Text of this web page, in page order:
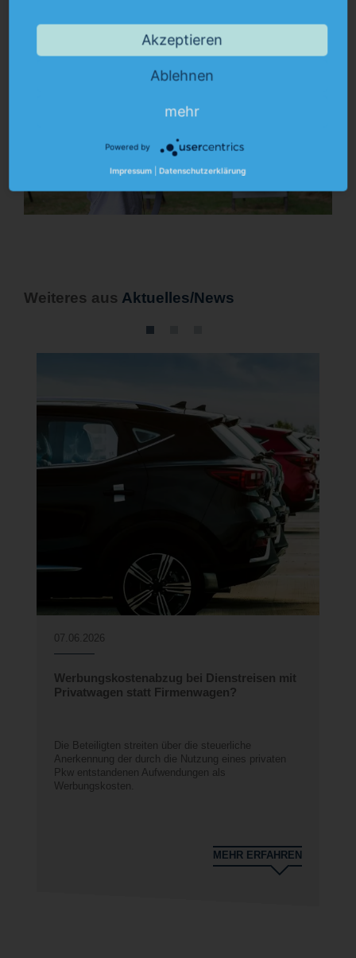
Weiteres aus Aktuelles/News
07.06.2026
Werbungskostenabzug bei Dienstreisen mit
Privatwagen statt Firmenwagen?
Die Beteiligten streiten über die steuerliche
Anerkennung der durch die Nutzung eines privaten
Pkw entstandenen Aufwendungen als
Werbungskosten.
MEHR ERFAHREN
Akzeptieren
Ablehnen
mehr
Powered by
Impressum Datenschutzerklärung